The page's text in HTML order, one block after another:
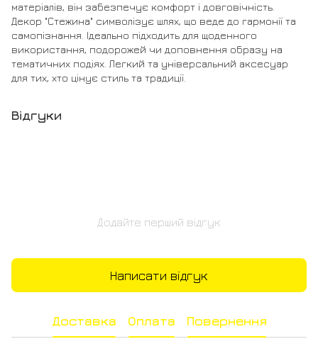
матеріалів, він забезпечує комфорт і довговічність.
Декор "Стежина" символізує шлях, що веде до гармонії та
самопізнання. Ідеально підходить для щоденного
використання, подорожей чи доповнення образу на
тематичних подіях. Легкий та універсальний аксесуар
для тих, хто цінує стиль та традиції.
Відгуки
Додайте перший відгук
Написати відгук
Доставка Оплата Повернення